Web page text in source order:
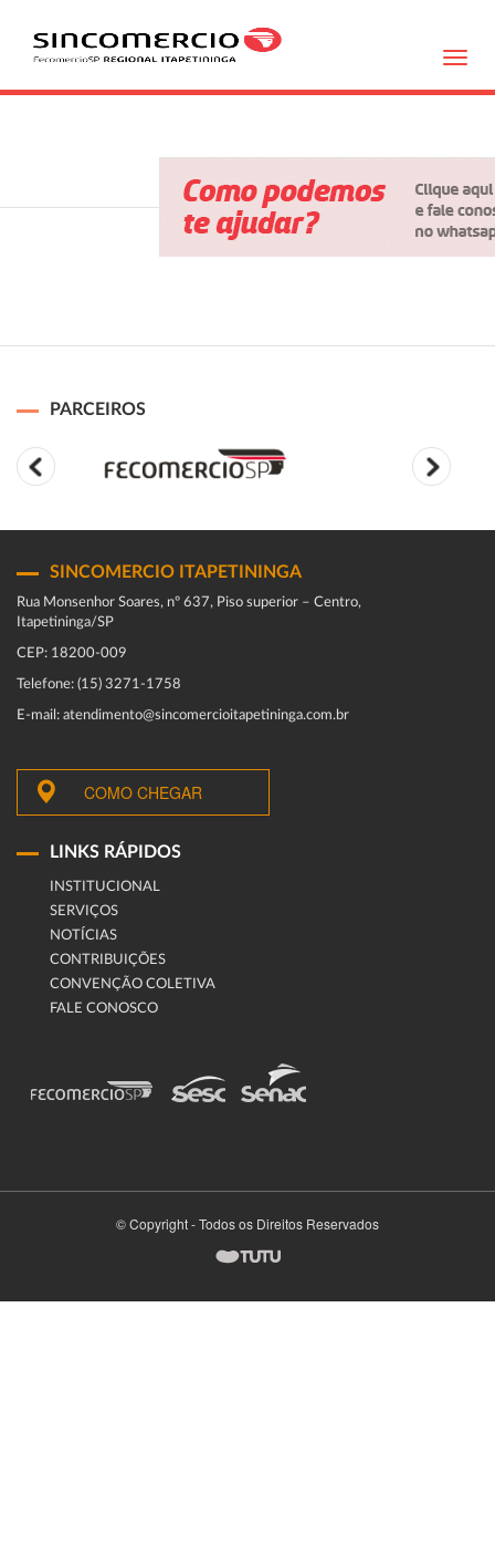
PARCEIROS
SINCOMERCIO ITAPETININGA
Rua Monsenhor Soares, nº 637, Piso superior – Centro,
Itapetininga/SP
CEP: 18200-009
Telefone: (15) 3271-1758
E-mail: atendimento@sincomercioitapetininga.com.br
COMO CHEGAR
LINKS RÁPIDOS
INSTITUCIONAL
SERVIÇOS
NOTÍCIAS
CONTRIBUIÇÕES
CONVENÇÃO COLETIVA
FALE CONOSCO
© Copyright - Todos os Direitos Reservados